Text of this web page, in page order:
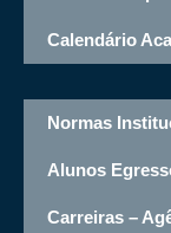
Calendário
Normas
Alunos
Carreiras –